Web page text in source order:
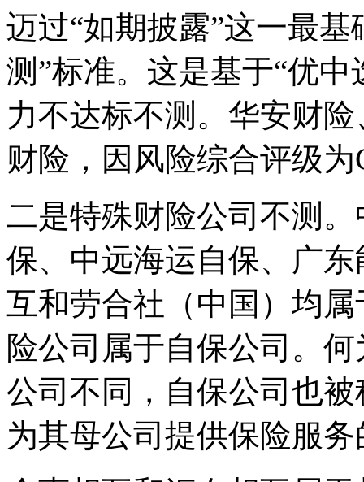
迈过“如期披露”这一最
测”标准。这是基于“优
力不达标不测。华安财
财险，因风险综合评级
二是特殊财险公司不测
保、中远海运自保、广
互和劳合社（中国）均
险公司属于自保公司。
公司不同，自保公司也
为其母公司提供保险服